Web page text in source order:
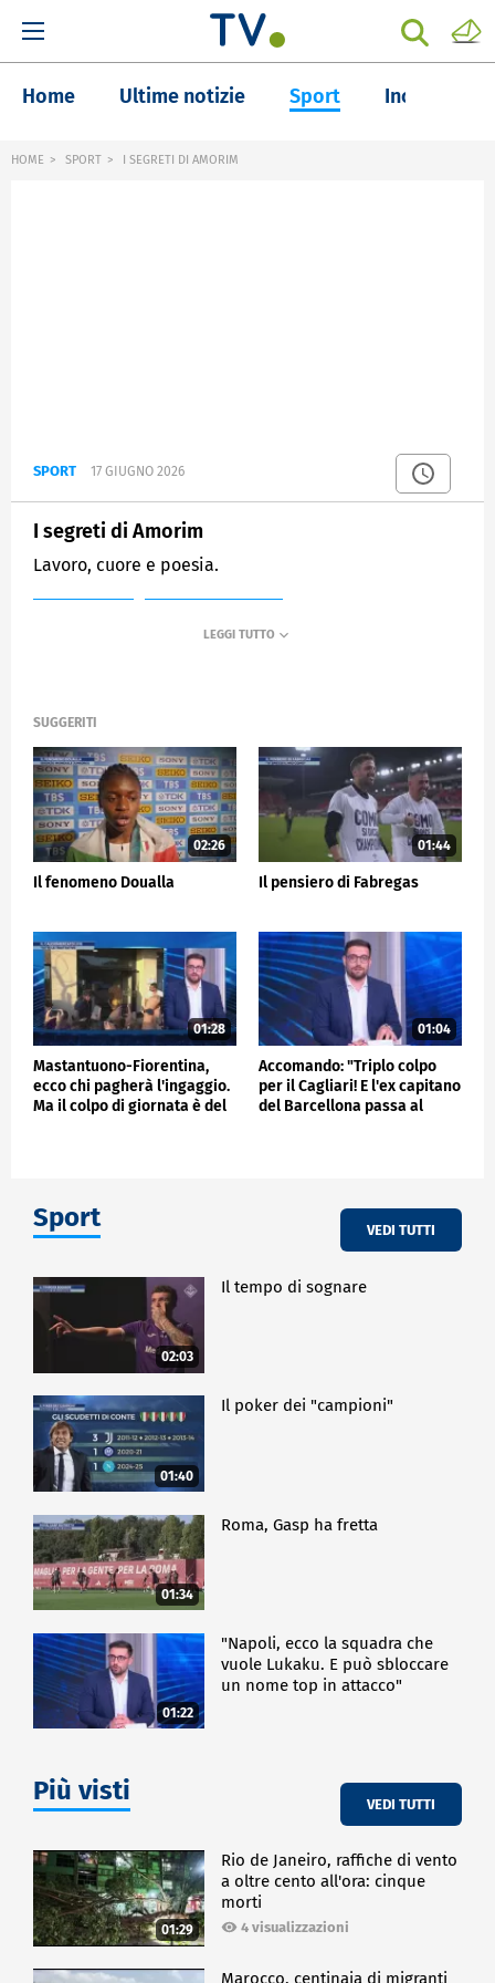
Home Ultime notizie Sport Inchieste
HOME SPORT I SEGRETI DI AMORIM
SPORT 17 GIUGNO 2026
I segreti di Amorim
Lavoro, cuore e poesia.
SUGGERITI
02:26
Il fenomeno Doualla
01:44
Il pensiero di Fabregas
01:28
Mastantuono-Fiorentina,
ecco chi pagherà l'ingaggio.
Ma il colpo di giornata è del
01:04
Accomando: "Triplo colpo
per il Cagliari! E l'ex capitano
del Barcellona passa al
Sport VEDI TUTTI
02:03
Il tempo di sognare
01:40
Il poker dei "campioni"
01:34
Roma, Gasp ha fretta
01:22
"Napoli, ecco la squadra che
vuole Lukaku. E può sbloccare
un nome top in attacco"
Più visti VEDI TUTTI
01:29
Rio de Janeiro, raffiche di vento
a oltre cento all'ora: cinque
morti
4 visualizzazioni
Marocco, centinaia di migranti